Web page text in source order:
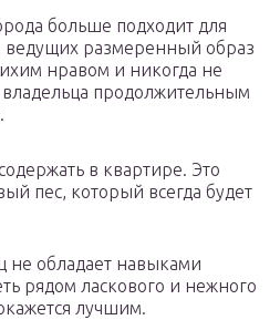
больше подходит для
размеренный образ
нравом и никогда не
владельца продолжительным
в квартире. Это
пес, который всегда будет
не обладает навыками
рядом ласкового и нежного
лучшим.